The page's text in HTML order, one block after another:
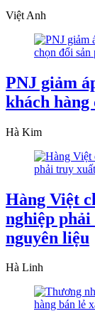
Việt Anh
PNJ giảm
khách hàng
Hà Kim
Hàng Việt
nghiệp
nguyên liệu
Hà Linh